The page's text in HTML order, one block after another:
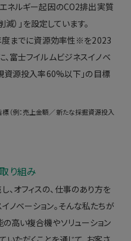
ネルギー起因のCO2排出実質
」を設定しています。
度までに資源効率性※を2023
富士フイルムビジネスイノベ
資源投入率60%以下」の目標
（例：売上金額／新たな採掘資源投入
り組み
オフィスの、仕事のあり方を
ノベーション。そんな私たちが
高い複合機やソリューション